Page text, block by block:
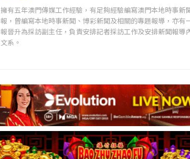
擁有五年澳門傳媒工作經驗，有足夠經驗編寫澳門本地時事新
報，曾編寫本地時事新聞、博彩新聞及相關的專題報導，亦有
報晉升為採訪副主任，負責安排記者採訪工作及安排新聞報導
文系。